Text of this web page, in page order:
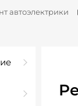
автоэлектрики